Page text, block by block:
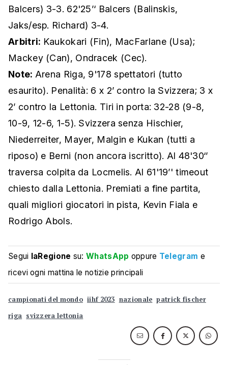
Balcers) 3-3. 62'25’‘ Balcers (Balinskis,
Jaks/esp. Richard) 3-4.
Arbitri: Kaukokari (Fin), MacFarlane (Usa);
Mackey (Can), Ondracek (Cec).
Note: Arena Riga, 9'178 spettatori (tutto
esaurito). Penalità: 6 x 2’ contro la Svizzera; 3 x
2’ contro la Lettonia. Tiri in porta: 32-28 (9-8,
10-9, 12-6, 1-5). Svizzera senza Hischier,
Niederreiter, Mayer, Malgin e Kukan (tutti a
riposo) e Berni (non ancora iscritto). Al 48'30‘’
traversa colpita da Locmelis. Al 61'19’' timeout
chiesto dalla Lettonia. Premiati a fine partita,
quali migliori giocatori in pista, Kevin Fiala e
Rodrigo Abols.
Segui laRegione su:WhatsApp oppure Telegram e
ricevi ogni mattina le notizie principali
campionati del mondo iihf 2023 nazionale patrick fischer
riga svizzera lettonia